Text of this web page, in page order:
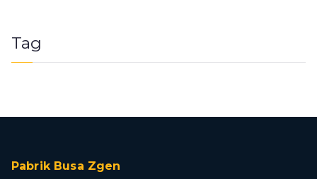
Tag
Pabrik Busa Zgen